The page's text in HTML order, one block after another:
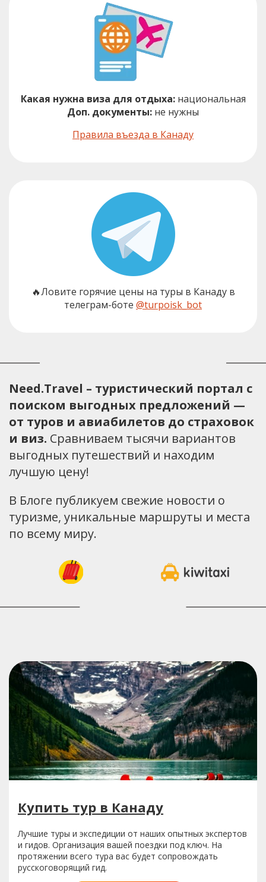
Какая нужна виза для отдыха:национальная
Доп. документы: не нужны
Правила въезда в Канаду
🔥Ловите горячие цены на туры в Канаду в
телеграм-боте @turpoisk_bot
Need.Travel – туристический портал с
поиском выгодных предложений —
от туров и авиабилетов до страховок
и виз. Сравниваем тысячи вариантов
выгодных путешествий и находим
лучшую цену!
В Блоге публикуем свежие новости о
туризме, уникальные маршруты и места
по всему миру.
Купить тур в Канаду
Лучшие туры и экспедиции от наших опытных экспертов
и гидов. Организация вашей поездки под ключ. На
протяжении всего тура вас будет сопровождать
русскоговорящий гид.